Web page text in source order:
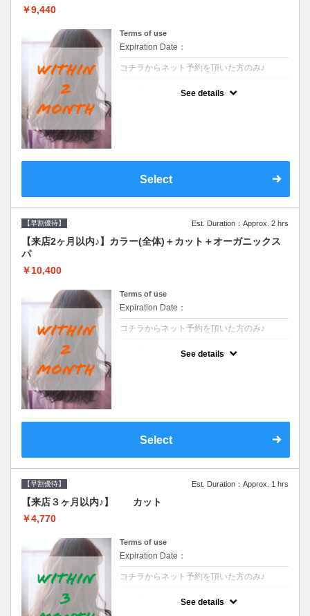
￥9,440
Terms of use
Expiration Date：
コチラからネット予約を頂いた方のみ♪
See details
Select
【早割優待】 Est. Duration：Approx. 2 hrs
【来店2ヶ月以内♪】カラー(全体)＋カット＋オーガニックス
パ
￥10,400
Terms of use
Expiration Date：
コチラからネット予約を頂いた方のみ♪
See details
Select
【早割優待】 Est. Duration：Approx. 1 hrs
【来店３ヶ月以内♪】 カット
￥4,770
Terms of use
Expiration Date：
コチラからネット予約を頂いた方のみ♪
See details